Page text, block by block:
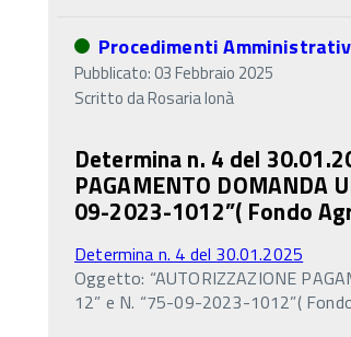
Procedimenti
Pubblicato: 03 Febbraio 2025
Scritto daRosaria Ionà
Determina n. 4 del
PAGAMENTO DOMANDA
09-2023-1012”( Fondo
Determina n. 4 del 30.01.2025
Oggetto: “AUTORIZZAZIONE
12” e N. “75-09-2023-1012”(